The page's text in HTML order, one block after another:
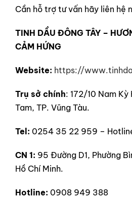
Cần hỗ trợ tư vấn hãy liên hệ
TINH DẦU ĐÔNG TÂY –
CẢM HỨNG
Website: https://
Trụ sở chính: 172/10 Nam Kỳ
Tam, TP. Vũng Tàu.
Tel: 0254 35 22 959 –
CN 1: 95 Đường D1, Phường
Hồ Chí Minh.
Hotline: 0908 949 388